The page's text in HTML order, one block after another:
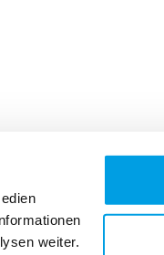
weiter.